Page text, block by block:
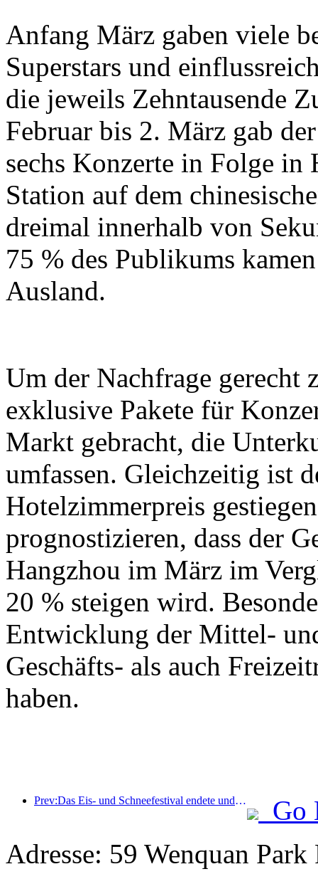
Anfang März gaben viele
Superstars und
die jeweils Zehntausende
Februar bis 2. März gab
sechs Konzerte in Folge in
Station auf dem
dreimal innerhalb von
75 % des Publikums
Ausland.
Um der Nachfrage gerecht
exklusive Pakete für
Markt gebracht, die
umfassen. Gleichzeitig ist
Hotelzimmerpreis
prognostizieren, dass der
Hangzhou im März im
20 % steigen wird.
Entwicklung der Mittel-
Geschäfts- als auch
haben.
Prev:Das Eis- und Schneefestival endete und das Yun Hotel nahm 2025 die erste Welle des „Reichtums“ mit nach Hause
Go
Adresse: 59 Wenquan